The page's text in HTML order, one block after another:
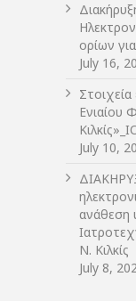
ορίων
July 16,
Ενιαίου
July 10,
ανάθεση
Ν. Κιλκίς
July 8,